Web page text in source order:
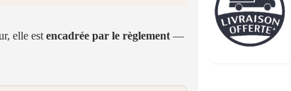
elle est encadrée par le règlement —